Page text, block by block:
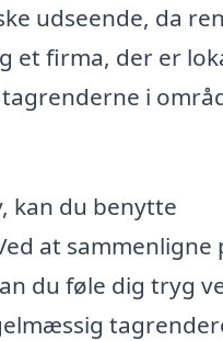
udseende, da
et firma, der er
i
kan du benytte
at sammenligne
du føle dig tryg